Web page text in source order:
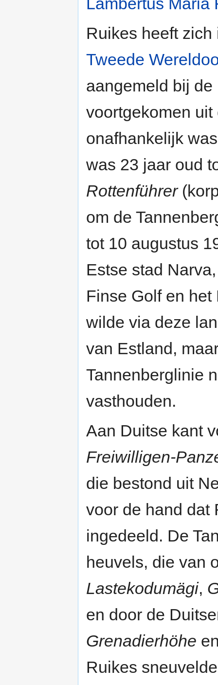
Ruikes heeft zich
Tweede
aangemeld bij de
voortgekomen
onafhankelijk
was 23 jaar oud
Rottenführer
om de
tot 10 augustus
Estse stad
Finse Golf en
wilde via deze
van Estland,
Tannenberglinie
vasthouden.
Aan Duitse kant
Freiwilligen-
die bestond uit
voor de hand dat
ingedeeld. De
heuvels, die van
Lastekodumägi,
en door de
Grenadierhöhe
Ruikes